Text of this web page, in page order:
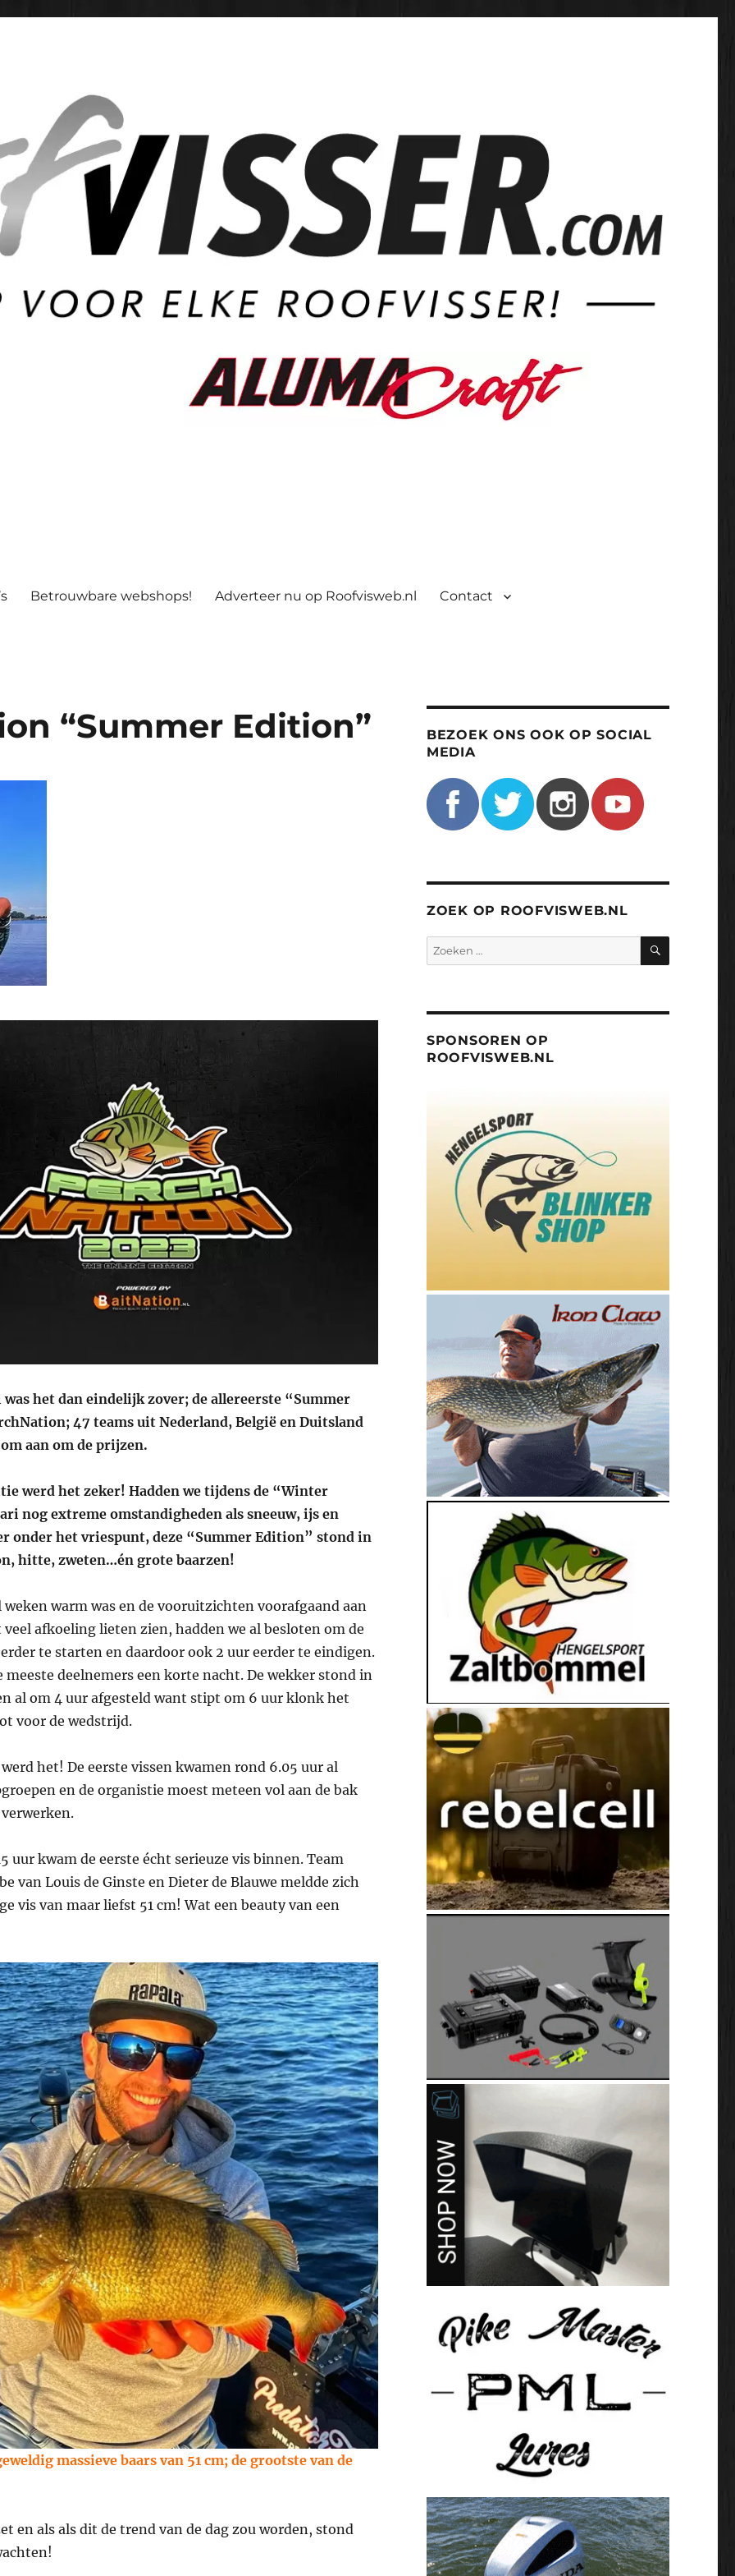
Betrouwbare webshops! Adverteer nu op Roofvisweb.nl Contact
“Summer Edition”
het dan eindelijk zover; de allereerste “Summer
47 teams uit Nederland, België en Duitsland
aan om de prijzen.
werd het zeker! Hadden we tijdens de “Winter
nog extreme omstandigheden als sneeuw, ijs en
onder het vriespunt, deze “Summer Edition” stond in
hitte, zweten…én grote baarzen!
weken warm was en de vooruitzichten voorafgaand aan
afkoeling lieten zien, hadden we al besloten om de
te starten en daardoor ook 2 uur eerder te eindigen.
meeste deelnemers een korte nacht. De wekker stond in
al om 4 uur afgesteld want stipt om 6 uur klonk het
voor de wedstrijd.
het! De eerste vissen kwamen rond 6.05 uur al
en de organistie moest meteen vol aan de bak
uur kwam de eerste écht serieuze vis binnen. Team
van Louis de Ginste en Dieter de Blauwe meldde zich
vis van maar liefst 51 cm! Wat een beauty van een
massieve baars van 51 cm; de grootste van de
en als als dit de trend van de dag zou worden, stond
BEZOEK ONS OOK OP SOCIAL
MEDIA
ZOEK OP ROOFVISWEB.NL
Zoeken
naar:
ZOEKEN
SPONSOREN OP
ROOFVISWEB.NL